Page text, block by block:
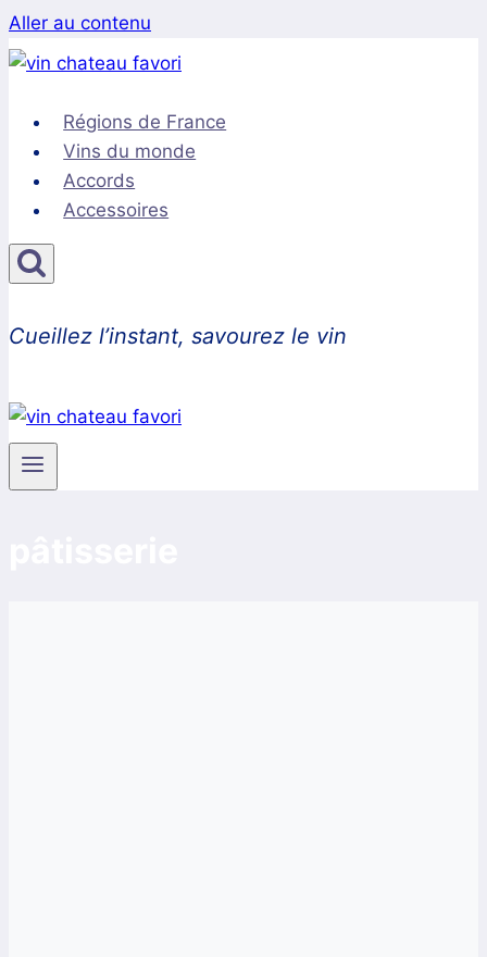
Aller au contenu
Régions de France
Vins du monde
Accords
Accessoires
Cueillez l’instant, savourez le vin